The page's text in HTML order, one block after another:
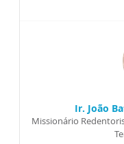
Ir. João
Missionário